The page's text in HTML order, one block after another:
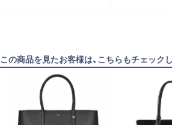
この商品を見たお客様は、こちらもチェック